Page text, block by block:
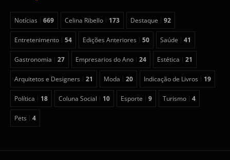
Notícias 669 Celina Ribello 173 Destaque 92
Entretenimento 54 Edições Anteriores 50 Saúde 41
Gastronomia 27 Empresarios do Ano 24 Estética 21
Arquitetos e Designers 21 Moda 20 Indicação de Livros 19
Política 18 Coluna Social 10 Esporte 9 Turismo 4
Pets 4